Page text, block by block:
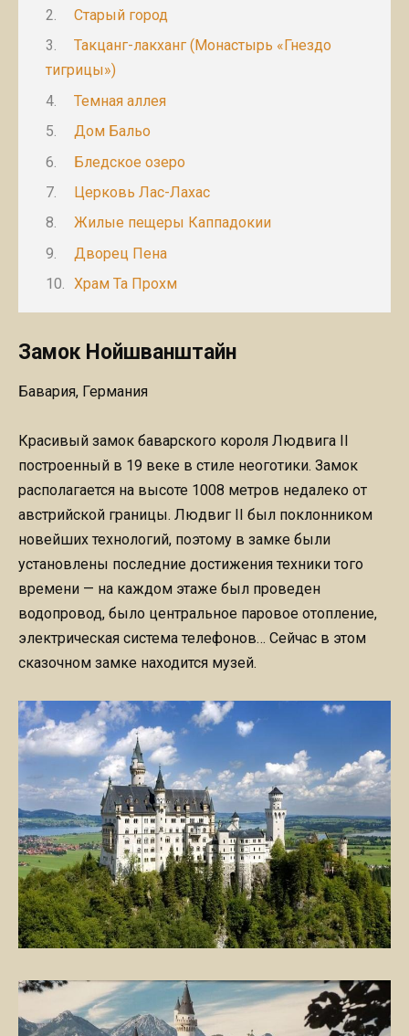
Старый город
Такцанг-лакханг (Монастырь «Гнездо
тигрицы»)
Темная аллея
Дом Бальо
Бледское озеро
Церковь Лас-Лахас
Жилые пещеры Каппадокии
Дворец Пена
Храм Та Прохм
Замок Нойшванштайн
Бавария, Германия
Красивый замок баварского короля Людвига II
построенный в 19 веке в стиле неоготики. Замок
располагается на высоте 1008 метров недалеко от
австрийской границы. Людвиг II был поклонником
новейших технологий, поэтому в замке были
установлены последние достижения техники того
времени — на каждом этаже был проведен
водопровод, было центральное паровое отопление,
электрическая система телефонов… Сейчас в этом
сказочном замке находится музей.